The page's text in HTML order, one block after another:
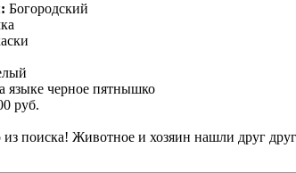
Богородский
языке черное пятнышко
руб.